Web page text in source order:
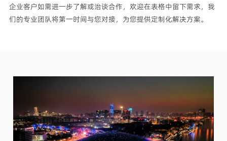
企业客户如需进一步了解或治谈合作，欢迎在表格中留下需求，我
们的专业团队将第一时间与您对接，为您提供定制化解决方案。